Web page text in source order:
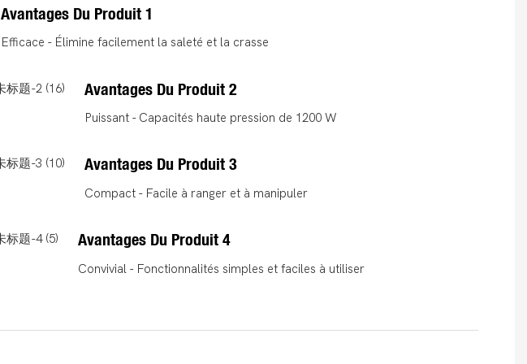
Avantages Du Produit 1
Efficace - Élimine facilement la saleté et la crasse
Avantages Du Produit 2
Puissant - Capacités haute pression de 1200 W
Avantages Du Produit 3
Compact - Facile à ranger et à manipuler
Avantages Du Produit 4
Convivial - Fonctionnalités simples et faciles à utiliser